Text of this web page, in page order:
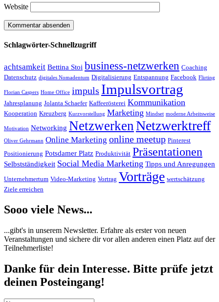
Website
Schlagwörter-Schnellzugriff
achtsamkeit Bettina Stoi business-netzwerken Coaching
Datenschutz digitales Nomadentum Digitalisierung Entspannung Facebook Flirting
Florian Caspers Home Office impuls Impulsvortrag
Jahresplanung Jolanta Schaefer Kaffeerösterei Kommunikation
Kooperation Kreuzberg Kurzvorstellung Marketing Mindset moderne Arbeitsweise
Motivation Networking NetzwerkenNetzwerktreff
Oliver Gehrmann Online Marketing online meetup Pinterest
Positionierung Potsdamer Platz Produktivität Präsentationen
Selbstständigkeit Social Media Marketing Tipps und Anregungen
Unternehmertum Video-Marketing Vortrag Vorträge wertschätzung
Ziele erreichen
Sooo viele News...
...gibt's in unserem Newsletter. Erfahre als erster von neuen
Veranstaltungen und sichere dir vor allen anderen einen Platz auf der
Teilnehmerliste!
Danke für dein Interesse. Bitte prüfe jetzt
deinen Posteingang!